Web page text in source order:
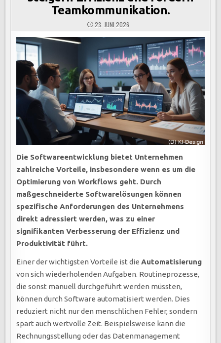
Teamkommunikation.
23. JUNI 2026
Die Softwareentwicklung bietet Unternehmen
zahlreiche Vorteile, insbesondere wenn es um die
Optimierung von Workflows geht. Durch
maßgeschneiderte Softwarelösungen können
spezifische Anforderungen des Unternehmens
direkt adressiert werden, was zu einer
signifikanten Verbesserung der Effizienz und
Produktivität führt.
Einer der wichtigsten Vorteile ist dieAutomatisierung
von sich wiederholenden Aufgaben. Routineprozesse,
die sonst manuell durchgeführt werden müssten,
können durch Software automatisiert werden. Dies
reduziert nicht nur den menschlichen Fehler, sondern
spart auch wertvolle Zeit. Beispielsweise kann die
Rechnungsstellung oder das Datenmanagement